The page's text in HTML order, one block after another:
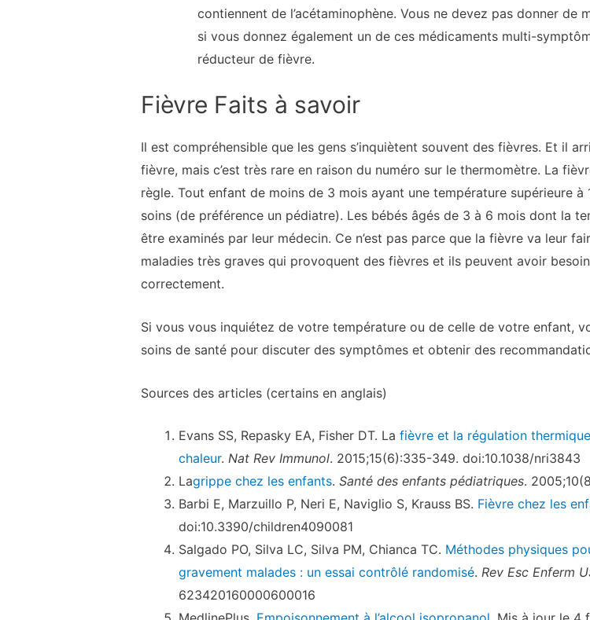
contiennent de l’acétaminophène. Vous ne devez pas donner
si vous donnez également un de ces médicaments multi-
réducteur de fièvre.
Fièvre Faits à savoir
Il est compréhensible que les gens s’inquiètent souvent des fièvres. Et il
fièvre, mais c’est très rare en raison du numéro sur le thermomètre. La
règle. Tout enfant de moins de 3 mois ayant une température supérieure
soins (de préférence un pédiatre). Les bébés âgés de 3 à 6 mois dont la
être examinés par leur médecin. Ce n’est pas parce que la fièvre va leur
maladies très graves qui provoquent des fièvres et ils peuvent avoir
correctement.
Si vous vous inquiétez de votre température ou de celle de votre enfant,
soins de santé pour discuter des symptômes et obtenir des
Sources des articles (certains en anglais)
Evans SS, Repasky EA, Fisher DT. La fièvre et la régulation
chaleur. Nat Rev Immunol. 2015;15(6):335-349. doi:10.1038/nri3843
Lagrippe chez les enfants. Santé des enfants pédiatriques.
Barbi E, Marzuillo P, Neri E, Naviglio S, Krauss BS. Fièvre chez les
doi:10.3390/children4090081
Salgado PO, Silva LC, Silva PM, Chianca TC. Méthodes physiques
gravement malades : un essai contrôlé randomisé. Rev Esc Enferm
623420160000600016